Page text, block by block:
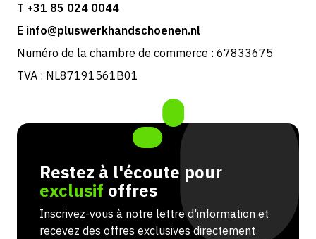
T +31 85 024 0044
E info@pluswerkhandschoenen.nl
Numéro de la chambre de commerce : 67833675
TVA : NL87191561B01
Restez à l'écoute pour
exclusif offres
Inscrivez-vous à notre lettre d'information et
recevez des offres exclusives directement